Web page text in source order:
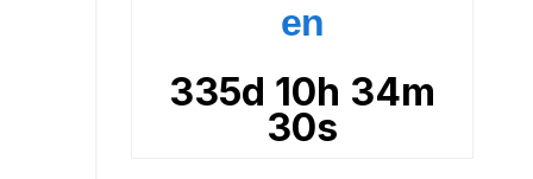
en
335d 10h 34m
29s